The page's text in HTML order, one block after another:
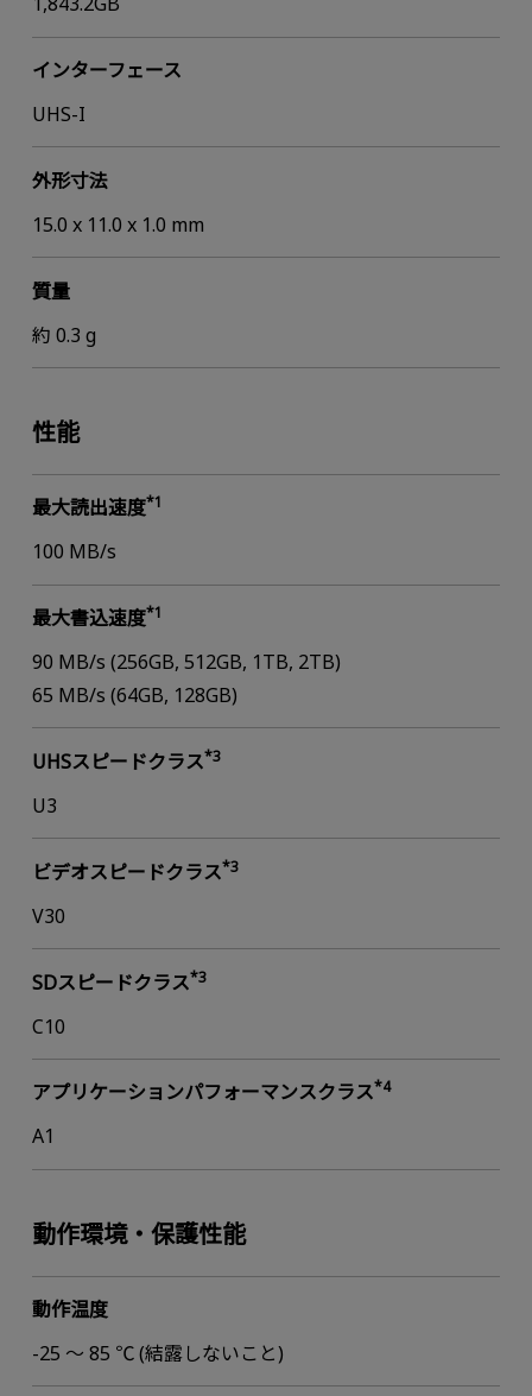
インターフェース
UHS-I
外形寸法
15.0 x 11.0 x 1.0 mm
質量
約 0.3 g
性能
最大読出速度*1
100 MB/s
最大書込速度*1
90 MB/s (256GB, 512GB, 1TB, 2TB)
65 MB/s (64GB, 128GB)
UHSスピードクラス*3
U3
ビデオスピードクラス*3
V30
SDスピードクラス*3
C10
アプリケーションパフォーマンスクラス*4
A1
動作環境・保護性能
動作温度
-25 ～ 85 ℃ (結露しないこと)